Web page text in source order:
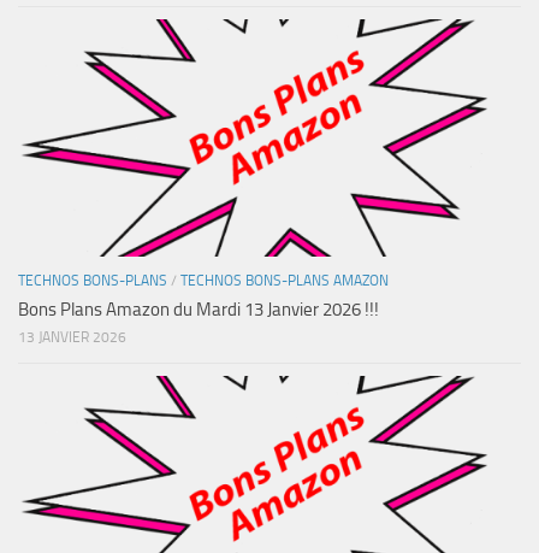
TECHNOS BONS-PLANS / TECHNOS BONS-PLANS AMAZON
Bons Plans Amazon du Mardi 13 Janvier 2026 !!!
13 JANVIER 2026